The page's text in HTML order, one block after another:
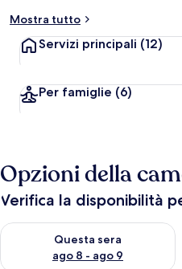
Mostra tutto
Servizi principali (12)
Per famiglie (6)
Opzioni della
Verifica la disponibilità
Questa sera
ago 8 - ago 9
Verifica la disponibilità per